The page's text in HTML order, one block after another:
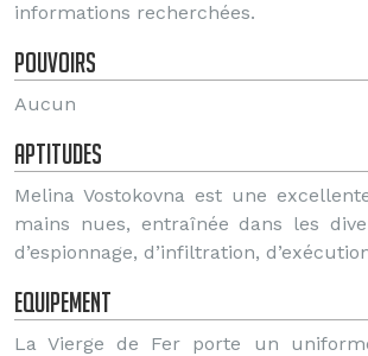
informations recherchées.
Pouvoirs
Aucun
Aptitudes
Melina Vostokovna est une
mains nues, entraînée dans les
d’espionnage, d’infiltration,
Equipement
La Vierge de Fer porte un